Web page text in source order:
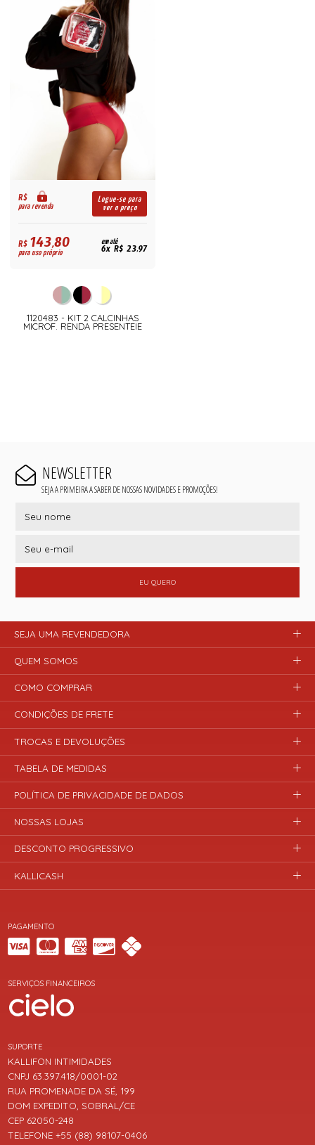
R$
para revenda
Logue-se para
ver o preço
R$143,80
para uso próprio
em até
6x R$ 23,97
1120483 - KIT 2 CALCINHAS
MICROF. RENDA PRESENTEIE
NEWSLETTER
SEJA A PRIMEIRA A SABER DE NOSSAS NOVIDADES E PROMOÇÕES!
EU QUERO
PAGAMENTO
SERVIÇOS FINANCEIROS
SUPORTE
KALLIFON INTIMIDADES
CNPJ 63.397.418/0001-02
RUA PROMENADE DA SÉ, 199
DOM EXPEDITO, SOBRAL/CE
CEP 62050-248
TELEFONE +55 (88) 98107-0406
SEJA UMA REVENDEDORA
QUEM SOMOS
COMO COMPRAR
CONDIÇÕES DE FRETE
TROCAS E DEVOLUÇÕES
TABELA DE MEDIDAS
POLÍTICA DE PRIVACIDADE DE DADOS
NOSSAS LOJAS
DESCONTO PROGRESSIVO
KALLICASH